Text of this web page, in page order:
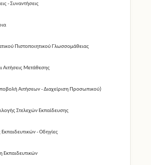
- Συναντήσεις
Πιστοποιητικού Γλωσσομάθειας
Αιτήσεις Μετάθεσης
Αιτήσεων - Διαχείριση Προσωπικού)
Στελεχών Εκπαίδευσης
- Οδηγίες
Εκπαιδευτικών